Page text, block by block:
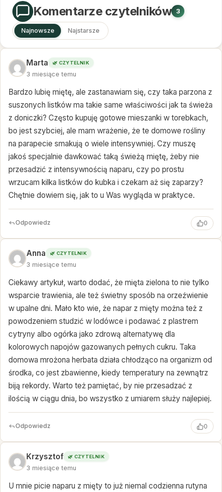
Komentarze czytelników 3
Najnowsze Najstarsze
Marta 🌿 CZYTELNIK
3 miesiące temu
Bardzo lubię miętę, ale zastanawiam się, czy taka parzona z
suszonych listków ma takie same właściwości jak ta świeża
z doniczki? Często kupuję gotowe mieszanki w torebkach,
bo jest szybciej, ale mam wrażenie, że te domowe rośliny
na parapecie smakują o wiele intensywniej. Czy muszę
jakoś specjalnie dawkować taką świeżą miętę, żeby nie
przesadzić z intensywnością naparu, czy po prostu
wrzucam kilka listków do kubka i czekam aż się zaparzy?
Chętnie dowiem się, jak to u Was wygląda w praktyce.
Odpowiedz 0
Anna 🌿 CZYTELNIK
3 miesiące temu
Ciekawy artykuł, warto dodać, że mięta zielona to nie tylko
wsparcie trawienia, ale też świetny sposób na orzeźwienie
w upalne dni. Mało kto wie, że napar z mięty można też z
powodzeniem studzić w lodówce i podawać z plastrem
cytryny albo ogórka jako zdrową alternatywę dla
kolorowych napojów gazowanych pełnych cukru. Taka
domowa mrożona herbata działa chłodząco na organizm od
środka, co jest zbawienne, kiedy temperatury na zewnątrz
biją rekordy. Warto też pamiętać, by nie przesadzać z
ilością w ciągu dnia, bo wszystko z umiarem służy najlepiej.
Odpowiedz 0
Krzysztof 🌿 CZYTELNIK
3 miesiące temu
U mnie picie naparu z mięty to już niemal codzienna rutyna